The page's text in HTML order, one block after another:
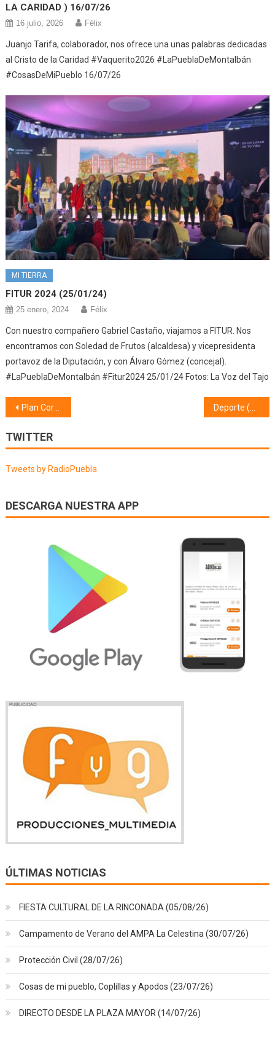
LA CARIDAD ) 16/07/26
16 julio, 2026 Félix
Juanjo Tarifa, colaborador, nos ofrece una unas palabras dedicadas
al Cristo de la Caridad #Vaquerito2026 #LaPueblaDeMontalbán
#CosasDeMiPueblo 16/07/26
MI TIERRA
FITUR 2024 (25/01/24)
25 enero, 2024 Félix
Con nuestro compañero Gabriel Castaño, viajamos a FITUR. Nos
encontramos con Soledad de Frutos (alcaldesa) y vicepresidenta
portavoz de la Diputación, y con Álvaro Gómez (concejal).
#LaPueblaDeMontalbán #Fitur2024 25/01/24 Fotos: La Voz del Tajo
Navegación
de
entradas
Plan Corresponsables 2022/2023 Deporte (17/10/22)
TWITTER
Tweets by RadioPuebla
DESCARGA NUESTRA APP
ÚLTIMAS NOTICIAS
FIESTA CULTURAL DE LA RINCONADA (05/08/26)
Campamento de Verano del AMPA La Celestina (30/07/26)
Protección Civil (28/07/26)
Cosas de mi pueblo, Coplillas y Apodos (23/07/26)
DIRECTO DESDE LA PLAZA MAYOR (14/07/26)